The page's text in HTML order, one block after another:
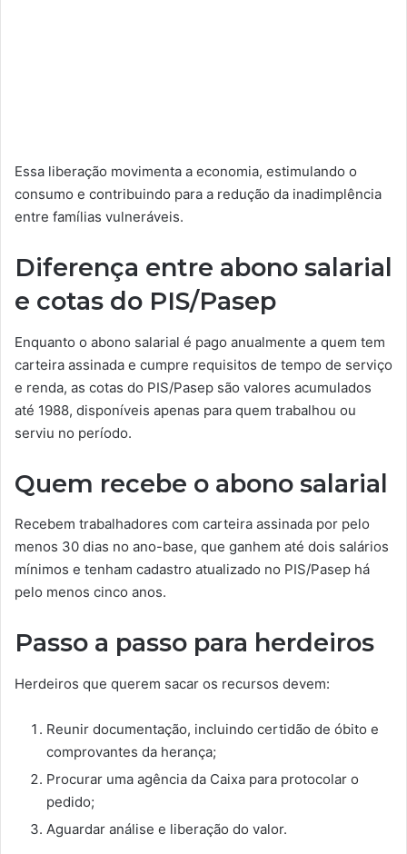
Essa liberação movimenta a economia, estimulando o
consumo e contribuindo para a redução da inadimplência
entre famílias vulneráveis.
Diferença entre abono salarial
e cotas do PIS/Pasep
Enquanto o abono salarial é pago anualmente a quem tem
carteira assinada e cumpre requisitos de tempo de serviço
e renda, as cotas do PIS/Pasep são valores acumulados
até 1988, disponíveis apenas para quem trabalhou ou
serviu no período.
Quem recebe o abono salarial
Recebem trabalhadores com carteira assinada por pelo
menos 30 dias no ano-base, que ganhem até dois salários
mínimos e tenham cadastro atualizado no PIS/Pasep há
pelo menos cinco anos.
Passo a passo para herdeiros
Herdeiros que querem sacar os recursos devem:
Reunir documentação, incluindo certidão de óbito e
comprovantes da herança;
Procurar uma agência da Caixa para protocolar o
pedido;
Aguardar análise e liberação do valor.